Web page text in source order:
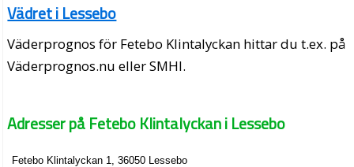
Vädret i Lessebo
Väderprognos för Fetebo Klintalyckan hittar du t.ex. på
Väderprognos.nu eller SMHI.
Adresser på Fetebo Klintalyckan i Lessebo
Fetebo Klintalyckan 1, 36050 Lessebo